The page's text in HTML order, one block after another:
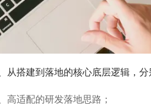
搭建到落地的核心底层逻辑，分
高适配的研发落地思路；